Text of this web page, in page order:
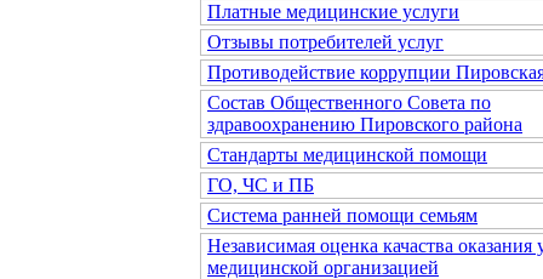
Платные медицинские услуги
Отзывы потребителей услуг
Противодействие коррупции
Состав Общественного Совета по
здравоохранению Пировского района
Стандарты медицинской помощи
ГО, ЧС и ПБ
Система ранней помощи семьям
Независимая оценка качаства оказания
медицинской организацией